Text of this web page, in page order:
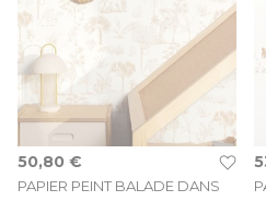
PAPIER PEINT BALADE DANS
50,80 €